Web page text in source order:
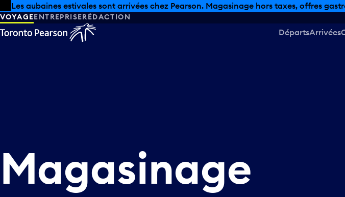
Skip to offers
Passer au contenu principal
Les aubaines estivales sont arrivées chez Pearson. Magasinage hors taxes, offres
VOYAGEENTREPRISERÉDACTION
DépartsArrivées
Magasinage